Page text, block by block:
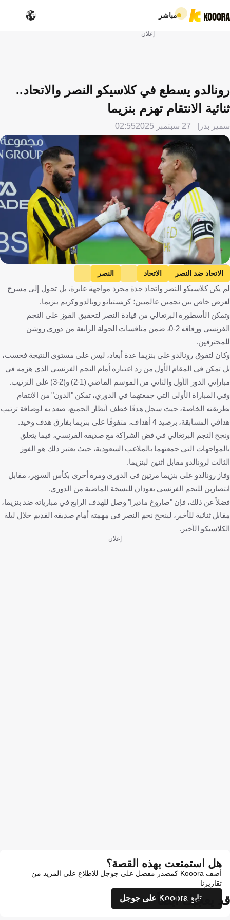
مباشر
إعلان
رونالدو يسطع في كلاسيكو النصر والاتحاد..
ثنائية الانتقام تهزم بنزيما
سمير بدر 27 سبتمبر 2025 02:55
Getty Images
الاتحاد ضد النصر الاتحاد
النصر
دوري روشن السعودي
كريستيانو رونالدو
كريم بنزيما
المملكة العربية السعودية
البرتغال فرنسا كرة قدم
لم يكن كلاسيكو النصر واتحاد جدة مجرد مواجهة عابرة، بل تحول إلى مسرح
لعرض خاص بين نجمين عالميين؛ كريستيانو رونالدو وكريم بنزيما.
وتمكن الأسطورة البرتغالي من قيادة النصر لتحقيق الفوز على النجم
الفرنسي ورفاقه 2-0، ضمن منافسات الجولة الرابعة من دوري روشن
للمحترفين.
وكان لتفوق رونالدو على بنزيما عدة أبعاد، ليس على مستوى النتيجة فحسب،
بل تمكن في المقام الأول من رد اعتباره أمام النجم الفرنسي الذي هزمه في
مباراتي الدور الأول والثاني من الموسم الماضي (1-2) و(2-3) على الترتيب.
وفي المباراة الأولى التي جمعتهما في الدوري، تمكن "الدون" من الانتقام
بطريقته الخاصة، حيث سجل هدفًا خطف أنظار الجميع، صعد به لوصافة ترتيب
هدافي المسابقة، برصيد 4 أهداف، متفوقًا على بنزيما بفارق هدف وحيد.
ونجح النجم البرتغالي في فض الشراكة مع صديقه الفرنسي، فيما يتعلق
بالمواجهات التي جمعتهما بالملاعب السعودية، حيث يعتبر ذلك هو الفوز
الثالث لرونالدو مقابل اثنين لبنزيما.
وفاز رونالدو على بنزيما مرتين في الدوري ومرة أخرى بكأس السوبر، مقابل
انتصارين للنجم الفرنسي يعودان للنسخة الماضية من الدوري.
فضلاً عن ذلك، فإن "صاروخ ماديرا" وصل للهدف الرابع في مبارياته ضد بنزيما،
مقابل ثنائية للأخير، لينجح نجم النصر في مهمته أمام صديقه القديم خلال ليلة
الكلاسيكو الأخير.
إعلان
هل استمتعت بهذه القصة؟
أضف Kooora كمصدر مفضل على جوجل للاطلاع على المزيد من
تقاريرنا
تابع Kooora على جوجل
قد يعجبك أيضاً